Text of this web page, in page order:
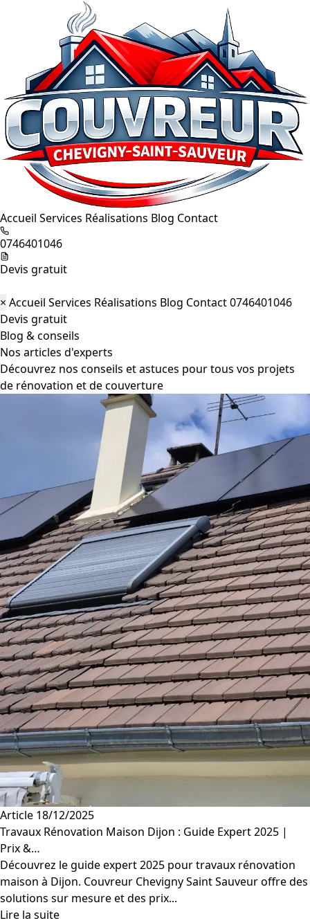
Accueil Services Réalisations Blog Contact
0746401046
Devis gratuit
× Accueil Services Réalisations Blog Contact0746401046
Devis gratuit
Blog & conseils
Nos articles d'experts
Découvrez nos conseils et astuces pour tous vos projets
de rénovation et de couverture
Article 18/12/2025
Travaux Rénovation Maison Dijon : Guide Expert 2025 |
Prix &…
Découvrez le guide expert 2025 pour travaux rénovation
maison à Dijon. Couvreur Chevigny Saint Sauveur offre des
solutions sur mesure et des prix...
Lire la suite